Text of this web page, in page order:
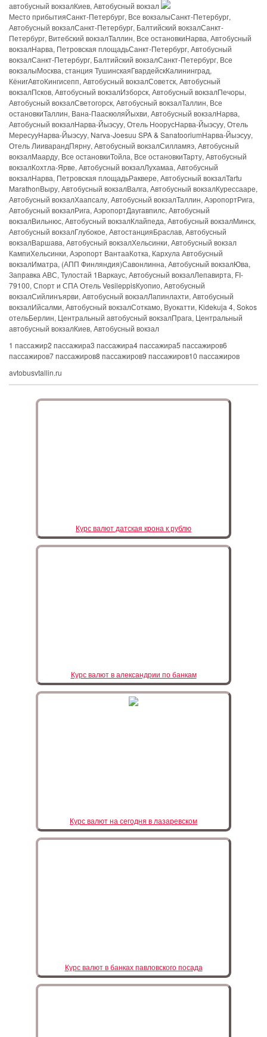
автобусный вокзалКиев, Автобусный вокзал
Место прибытияСанкт-Петербург, Все вокзалыСанкт-Петербург,
Автобусный вокзалСанкт-Петербург, Балтийский вокзалСанкт-
Петербург, Витебский вокзалТаллин, Все остановкиНарва, Автобусный
вокзалНарва, Петровская площадьСанкт-Петербург, Автобусный
вокзалСанкт-Петербург, Балтийский вокзалСанкт-Петербург, Все
вокзалыМосква, станция ТушинскаяГвардейскКалининград,
КёнигАвтоКингисепп, Автобусный вокзалСоветск, Автобусный
вокзалПсков, Автобусный вокзалИзборск, Автобусный вокзалПечоры,
Автобусный вокзалСветогорск, Автобусный вокзалТаллин, Все
остановкиТаллин, Вана-ПааскюляЙыхви, Автобусный вокзалНарва,
Автобусный вокзалНарва-Йыэсуу, Отель НоорусНарва-Йыэсуу, Отель
МересууНарва-Йыэсуу, Narva-Joesuu SPA & SanatooriumНарва-Йыэсуу,
Отель ЛииварандПярну, Автобусный вокзалСилламяэ, Автобусный
вокзалМаарду, Все остановкиТойла, Все остановкиТарту, Автобусный
вокзалКохтла-Ярве, Автобусный вокзалЛухамаа, Автобусный
вокзалНарва, Петровская площадьРаквере, Автобусный вокзалTartu
MarathonВыру, Автобусный вокзалВалга, Автобусный вокзалКурессааре,
Автобусный вокзалХаапсалу, Автобусный вокзалТаллин, АэропортРига,
Автобусный вокзалРига, АэропортДаугавпилс, Автобусный
вокзалВильнюс, Автобусный вокзалКлайпеда, Автобусный вокзалМинск,
Автобусный вокзалГлубокое, АвтостанцияБраслав, Автобусный
вокзалВаршава, Автобусный вокзалХельсинки, Автобусный вокзал
КампиХельсинки, Аэропорт ВантааКотка, Кархула Автобусный
вокзалИматра, (АПП Финляндия)Савонлинна, Автобусный вокзалЮва,
Заправка АВС, Тулостай 1Варкаус, Автобусный вокзалЛепавирта, FI-
79100, Спорт и СПА Отель VesileppisКуопио, Автобусный
вокзалСийлинъярви, Автобусный вокзалЛапинлахти, Автобусный
вокзалИйсалми, Автобусный вокзалСоткамо, Вуокатти, Kidekuja 4, Sokos
отельБерлин, Центральный автобусный вокзалПрага, Центральный
автобусный вокзалКиев, Автобусный вокзал
1 пассажир2 пассажира3 пассажира4 пассажира5 пассажиров6
пассажиров7 пассажиров8 пассажиров9 пассажиров10 пассажиров
avtobusvtallin.ru
Курс валют датская крона к рублю
Курс валют в александрии по банкам
Курс валют на сегодня в лазаревском
Курс валют в банках павловского посада